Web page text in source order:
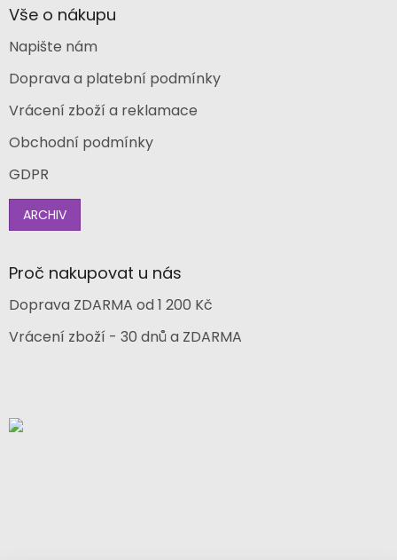
Vše o nákupu
Napište nám
Doprava a platební podmínky
Vrácení zboží a reklamace
Obchodní podmínky
GDPR
ARCHIV
Proč nakupovat u nás
Doprava ZDARMA od 1 200 Kč
Vrácení zboží - 30 dnů a ZDARMA